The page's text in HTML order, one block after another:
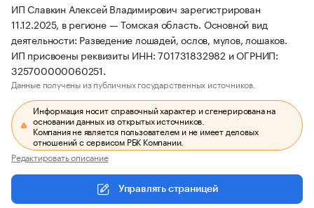
ИП Славкин Алексей Владимирович зарегистрирован
11.12.2025, в регионе — Томская область. Основной вид
деятельности: Разведение лошадей, ослов, мулов, лошаков.
ИП присвоены реквизиты ИНН: 701731832982 и ОГРНИП:
325700000060251.
Данные получены из публичных государственных источников.
Информация носит справочный характер и сгенерирована на
основании данных из открытых источников.
Компания не является пользователем и не имеет деловых
отношений с сервисом РБК Компании.
Редактировать описание
Управлять страницей